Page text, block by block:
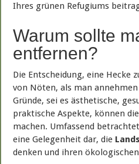
Ihres grünen Refugiums
Warum sollte
entfernen?
Die Entscheidung, eine Hecke
von Nöten, als man
Gründe, sei es ästhetische,
praktische Aspekte, können
machen. Umfassend
eine Gelegenheit dar, die
denken und ihren